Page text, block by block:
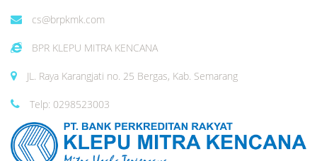
cs@brpkmk.com
BPR KLEPU MITRA KENCANA
JL. Raya Karangjati no. 25 Bergas, Kab. Semarang
Telp: 0298523003